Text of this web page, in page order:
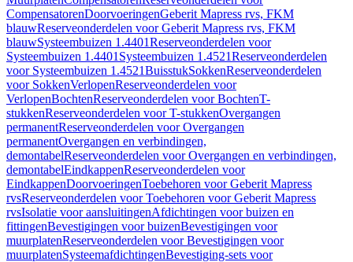
CompensatorenDoorvoeringenGeberit Mapress rvs, FKM
blauwReserveonderdelen voor Geberit Mapress rvs, FKM
blauwSysteembuizen 1.4401Reserveonderdelen voor
Systeembuizen 1.4401 Systeembuizen 1.4521Reserveonderdelen
voor Systeembuizen 1.4521BuisstukSokkenReserveonderdelen
voor SokkenVerlopenReserveonderdelen voor
VerlopenBochtenReserveonderdelen voor BochtenT-
stukkenReserveonderdelen voor T-stukkenOvergangen
permanentReserveonderdelen voor Overgangen
permanentOvergangen en verbindingen,
demontabelReserveonderdelen voor Overgangen en verbindingen,
demontabelEindkappenReserveonderdelen voor
EindkappenDoorvoeringenToebehoren voor Geberit Mapress
rvsReserveonderdelen voor Toebehoren voor Geberit Mapress
rvsIsolatie voor aansluitingenAfdichtingen voor buizen en
fittingenBevestigingen voor buizenBevestigingen voor
muurplatenReserveonderdelen voor Bevestigingen voor
muurplatenSysteemafdichtingenBevestiging-sets voor